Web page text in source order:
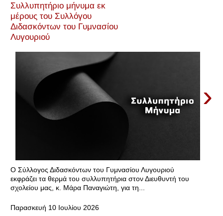
Συλλυπητήριο μήνυμα εκ
μέρους του Συλλόγου
Διδασκόντων του Γυμνασίου
Λυγουριού
›
Ο Σύλλογος Διδασκόντων του Γυμνασίου Λυγουριού
εκφράζει τα θερμά του συλλυπητήρια στον Διευθυντή του
σχολείου μας, κ. Μάρα Παναγιώτη, για τη...
Παρασκευή 10 Ιουλίου 2026